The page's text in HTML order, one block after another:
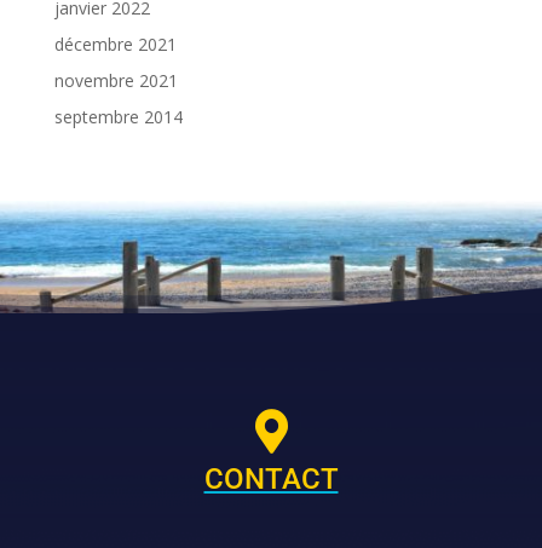
janvier 2022
décembre 2021
novembre 2021
septembre 2014

CONTACT